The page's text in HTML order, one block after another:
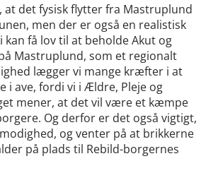
at det fysisk flytter fra Mastruplund
men der er også en realistisk
kan få lov til at beholde Akut og
Mastruplund, som et regionalt
lægger vi mange kræfter i at
i ave, fordi vi i Ældre, Pleje og
mener, at det vil være et kæmpe
Og derfor er det også vigtigt,
og venter på at brikkerne
på plads til Rebild-borgernes